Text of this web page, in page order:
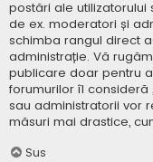
postări ale utilizatorului
de ex. moderatori și
schimba rangul direct
administrație. Vă
publicare doar pentru
forumurilor îl consideră
sau administratorii vor
măsuri mai drastice,
Sus